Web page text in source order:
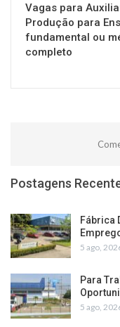
Vagas para
Produção para
fundamental ou
completo
Postagens
Fábrica
5 ago,
Para
5 ago,